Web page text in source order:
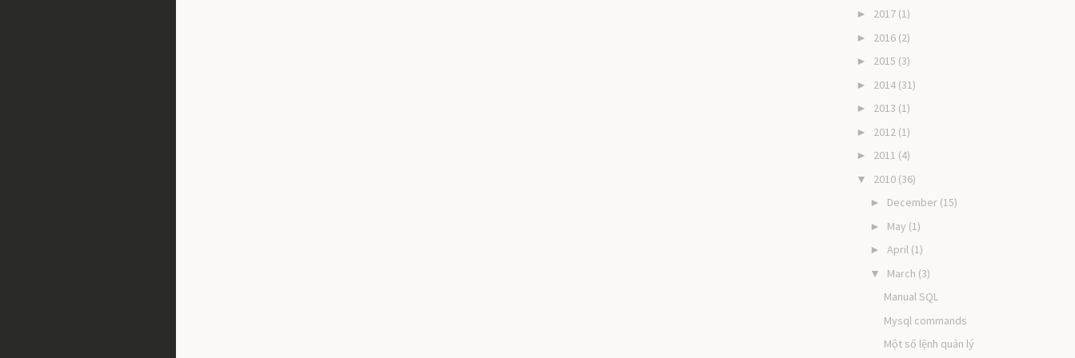
► 2017 (1)
► 2016 (2)
► 2015 (3)
► 2014 (31)
► 2013 (1)
► 2012 (1)
► 2011 (4)
▼ 2010 (36)
► December (15)
► May (1)
► April (1)
▼ March (3)
Manual SQL
Mysql commands
Một số lệnh quản lý